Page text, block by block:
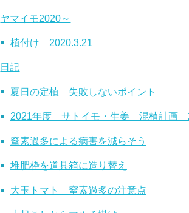
ヤマイモ2020～
植付け 2020.3.21
日記
夏日の定植 失敗しないポイント
2021年度 サトイモ・生姜 混植計画
窒素過多による病害を減らそう
堆肥枠を道具箱に造り替え
大玉トマト 窒素過多の注意点